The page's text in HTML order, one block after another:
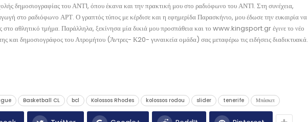
δημοσιογραφίας του ΑΝΤ1, όπου έκανα και την πρακτική μου στο ραδιόφωνο του ΑΝΤ1. Στη συνέχεια,
στο ραδιόφωνο ΑΡΤ. Ο γραπτός τύπος με κέρδισε και η εφημερίδα Παρασκήνιο, μου έδωσε την ευκαιρία να
στο αθλητικό τμήμα. Παράλληλα, ξεκίνησα μία δικιά μου προσπάθεια και το www.kingsport.gr έγινε το νέο
και δημοσιογράφος του Ατρομήτου (Άντρες- Κ20- γυναικεία ομάδα) σας μεταφέρω τις ειδήσεις διαδικτυακά.
Basketball CL bcl Kolossos Rhodes kolossos rodou slider tenerife Μπάσκετ